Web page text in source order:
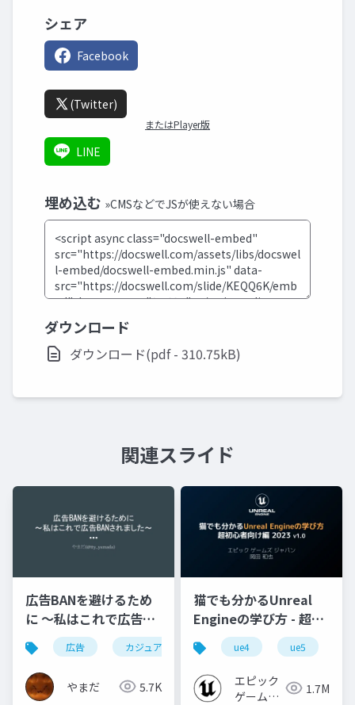
シェア
Facebook
(Twitter)
またはPlayer版
LINE
埋め込む »CMSなどでJSが使えない場合
ダウンロード
ダウンロード(pdf - 310.75kB)
関連スライド
広告BANを避けるため
に 〜私はこれで広告
BANされました〜
広告 カジュアルゲーム
やまだ 5.7K
猫でも分かるUnreal
Engineの学び方 - 超初
心者向け編 - 2023 v1.0
ue4 ue5
エピック
ゲームズ
1.7M